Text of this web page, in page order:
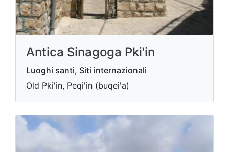
Antica Sinagoga Pki'in
Luoghi santi, Siti internazionali
Old Pki'in, Peqi'in (buqei'a)